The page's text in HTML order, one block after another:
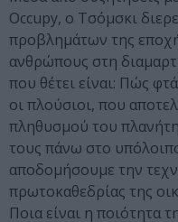
Occupy, ο Τσόμσκι
προβλημάτων της
ανθρώπους στη
που θέτει είναι: Πώς
οι πλούσιοι, που
πληθυσμού του
τους πάνω στο
αποδομήσουμε την
πρωτοκαθεδρίας της
Ποια είναι η ποιότητα